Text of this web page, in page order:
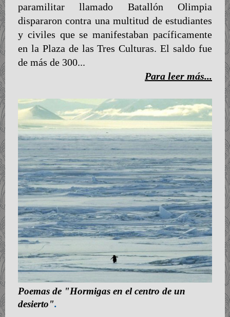
paramilitar llamado Batallón Olimpia
dispararon contra una multitud de estudiantes
y civiles que se manifestaban pacíficamente
en la Plaza de las Tres Culturas. El saldo fue
de más de 300...
Para leer más...
Poemas de "Hormigas en el centro de un
desierto".